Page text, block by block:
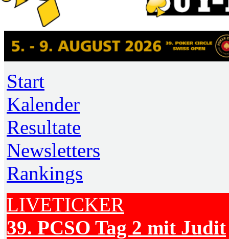
Start
Kalender
Resultate
Newsletters
Rankings
LIVETICKER
39. PCSO Tag 2 mit Judit